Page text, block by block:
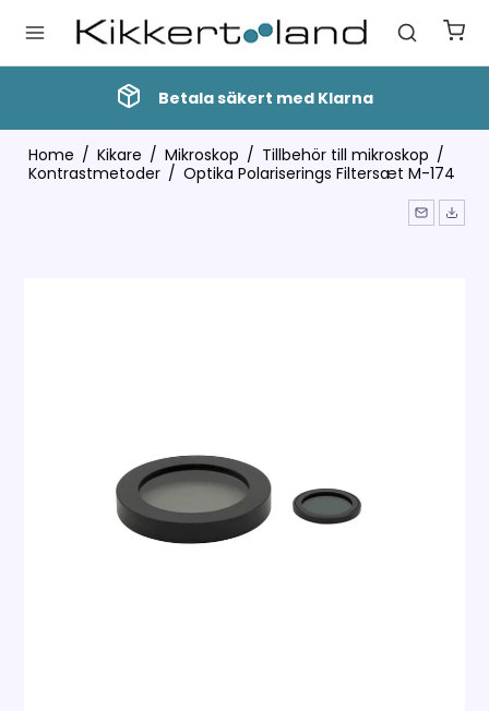
Betala säkert med Klarna
Home / Kikare / Mikroskop / Tillbehör till mikroskop /
Kontrastmetoder / Optika Polariserings Filtersæt M-174